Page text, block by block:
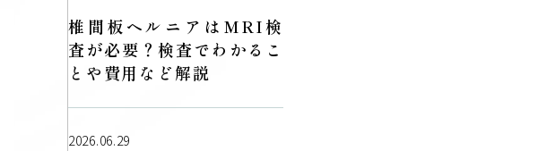
椎間板ヘルニアはMRI検
査が必要？検査でわかるこ
とや費用など解説
2026.06.29